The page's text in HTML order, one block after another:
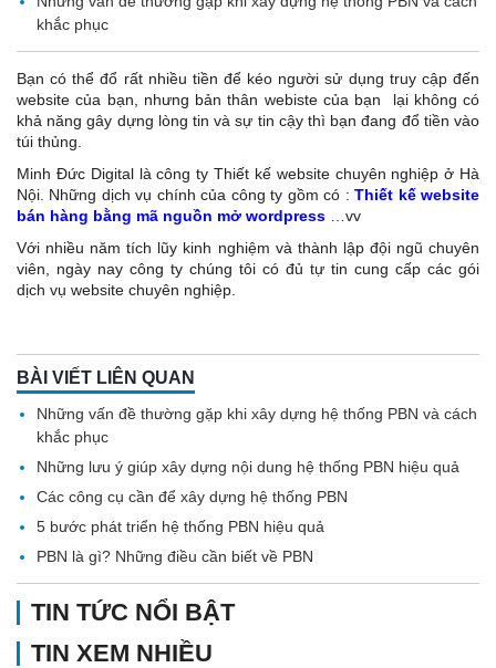
khắc phục
Bạn có thể đổ rất nhiều tiền để kéo người sử dụng truy cập đến
website của bạn, nhưng bản thân webiste của bạn lại không có
khả năng gây dựng lòng tin và sự tin cậy thì bạn đang đổ tiền vào
túi thủng.
Minh Đức Digital là công ty Thiết kế website chuyên nghiệp ở Hà
Nội. Những dịch vụ chính của công ty gồm có :Thiết kế website
bán hàng bằng mã nguồn mở wordpress
…vv
Với nhiều năm tích lũy kinh nghiệm và thành lập đội ngũ chuyên
viên, ngày nay công ty chúng tôi có đủ tự tin cung cấp các gói
dịch vụ website chuyên nghiệp.
BÀI VIẾT LIÊN QUAN
Những vấn đề thường gặp khi xây dựng hệ thống PBN và cách
khắc phục
Những lưu ý giúp xây dựng nội dung hệ thống PBN hiệu quả
Các công cụ cần để xây dựng hệ thống PBN
5 bước phát triển hệ thống PBN hiệu quả
PBN là gì? Những điều cần biết về PBN
TIN TỨC NỔI BẬT
TIN XEM NHIỀU